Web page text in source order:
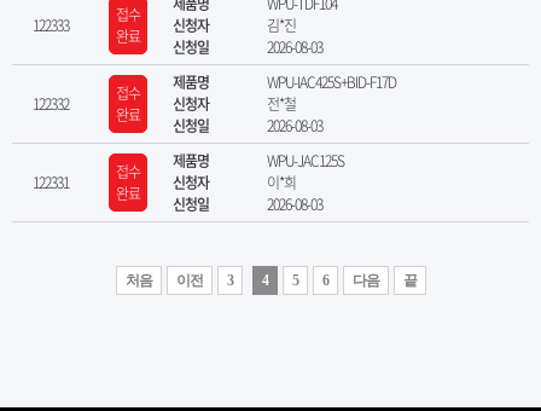
122333
접수
완료
신청자
김*진
신청일
2026-08-03
122332
접수
완료
제품명
WPU-IAC425S+BID-F17D
신청자
전*철
신청일
2026-08-03
122331
접수
완료
제품명
WPU-JAC125S
신청자
이*희
신청일
2026-08-03
처음 이전 3 4 5 6 다음 끝